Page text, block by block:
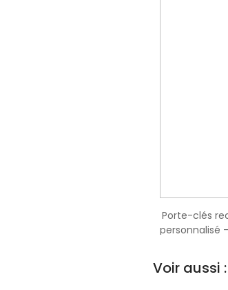
Porte-clés
personnalisé
Voir aussi :